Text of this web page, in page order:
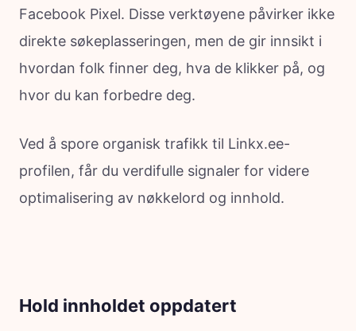
Facebook Pixel. Disse verktøyene påvirker ikke
direkte søkeplasseringen, men de gir innsikt i
hvordan folk finner deg, hva de klikker på, og
hvor du kan forbedre deg.
Ved å spore organisk trafikk til Linkx.ee-
profilen, får du verdifulle signaler for videre
optimalisering av nøkkelord og innhold.
Hold innholdet oppdatert